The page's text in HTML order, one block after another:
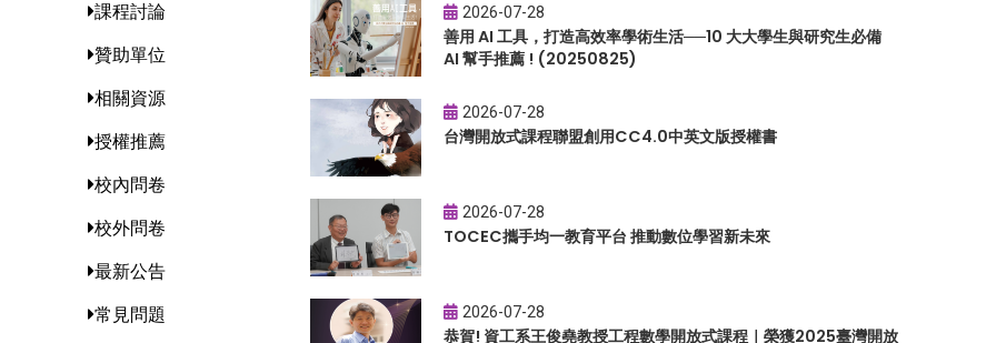
課程討論
贊助單位
相關資源
授權推薦
校內問卷
校外問卷
最新公告
常見問題
2026-07-28
善用 AI 工具，打造高效率學術生活──10 大大學生與研究生必備
AI 幫手推薦 ! (20250825)
2026-07-28
台灣開放式課程聯盟創用CC4.0中英文版授權書
2026-07-28
TOCEC攜手均一教育平台 推動數位學習新未來
2026-07-28
恭賀! 資工系王俊堯教授工程數學開放式課程｜榮獲2025臺灣開放